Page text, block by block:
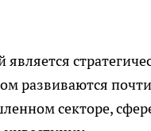
развиваются почти
секторе,